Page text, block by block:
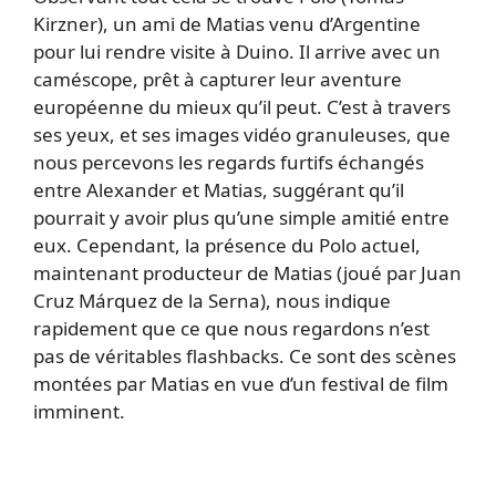
Kirzner), un ami de Matias venu d’Argentine
pour lui rendre visite à Duino. Il arrive avec un
caméscope, prêt à capturer leur aventure
européenne du mieux qu’il peut. C’est à travers
ses yeux, et ses images vidéo granuleuses, que
nous percevons les regards furtifs échangés
entre Alexander et Matias, suggérant qu’il
pourrait y avoir plus qu’une simple amitié entre
eux. Cependant, la présence du Polo actuel,
maintenant producteur de Matias (joué par Juan
Cruz Márquez de la Serna), nous indique
rapidement que ce que nous regardons n’est
pas de véritables flashbacks. Ce sont des scènes
montées par Matias en vue d’un festival de film
imminent.